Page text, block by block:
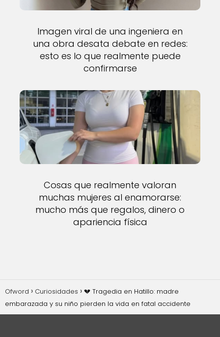
Imagen viral de una ingeniera en
una obra desata debate en redes:
esto es lo que realmente puede
confirmarse
Cosas que realmente valoran
muchas mujeres al enamorarse:
mucho más que regalos, dinero o
apariencia física
Ofword Curiosidades
💔 Tragedia en Hatillo: madre
embarazada y su niño pierden la vida en fatal accidente